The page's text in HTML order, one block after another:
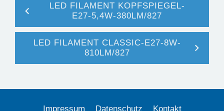
LED FILAMENT KOPFSPIEGEL-
E27-5,4W-380LM/827
LED FILAMENT CLASSIC-E27-8W-
810LM/827
Impressum Datenschutz Kontakt